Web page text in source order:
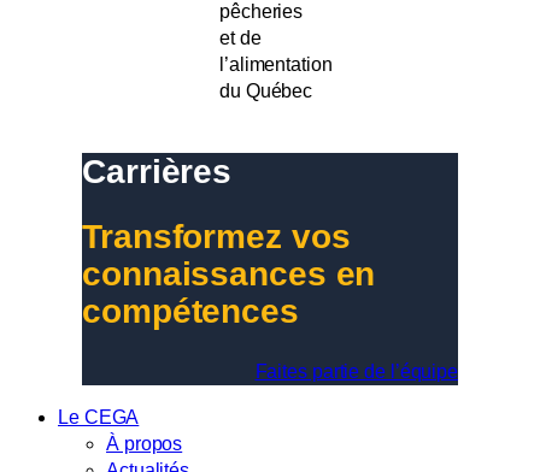
pêcheries
et de
l’alimentation
du Québec
Carrières
Transformez vos
connaissances en
compétences
Faites partie de l’équipe
Le CEGA
À propos